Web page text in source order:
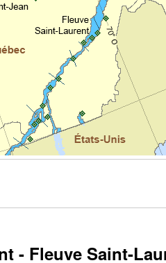
- Fleuve Saint-